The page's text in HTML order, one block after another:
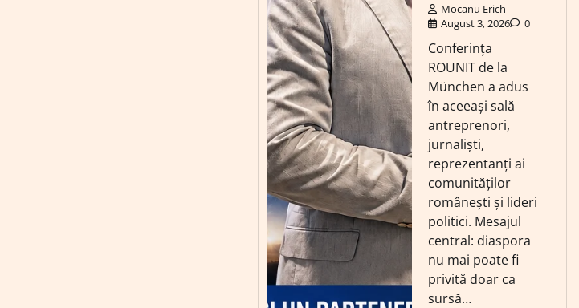
Mocanu Erich
August 3, 2026
0
Conferința
ROUNIT de la
München a adus
în aceeași sală
antreprenori,
jurnaliști,
reprezentanți ai
comunităților
românești și lideri
politici. Mesajul
central: diaspora
nu mai poate fi
privită doar ca
sursă…